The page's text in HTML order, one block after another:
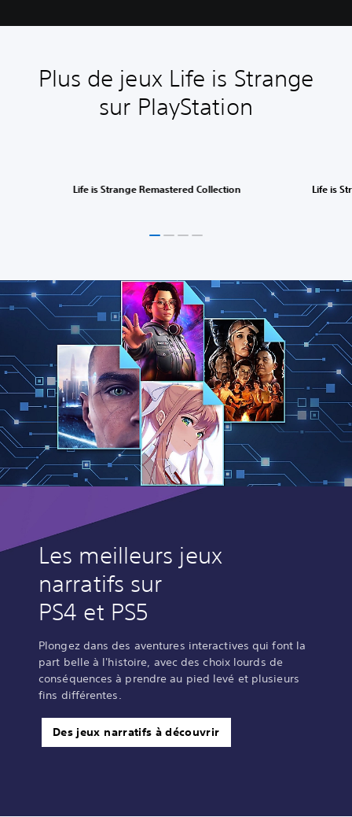
Plus de jeux Life is Strange
sur PlayStation
Life is Strange Remastered Collection Life is
Les meilleurs jeux
narratifs sur
PS4 et PS5
Plongez dans des aventures interactives qui font la
part belle à l'histoire, avec des choix lourds de
conséquences à prendre au pied levé et plusieurs
fins différentes.
Des jeux narratifs à découvrir